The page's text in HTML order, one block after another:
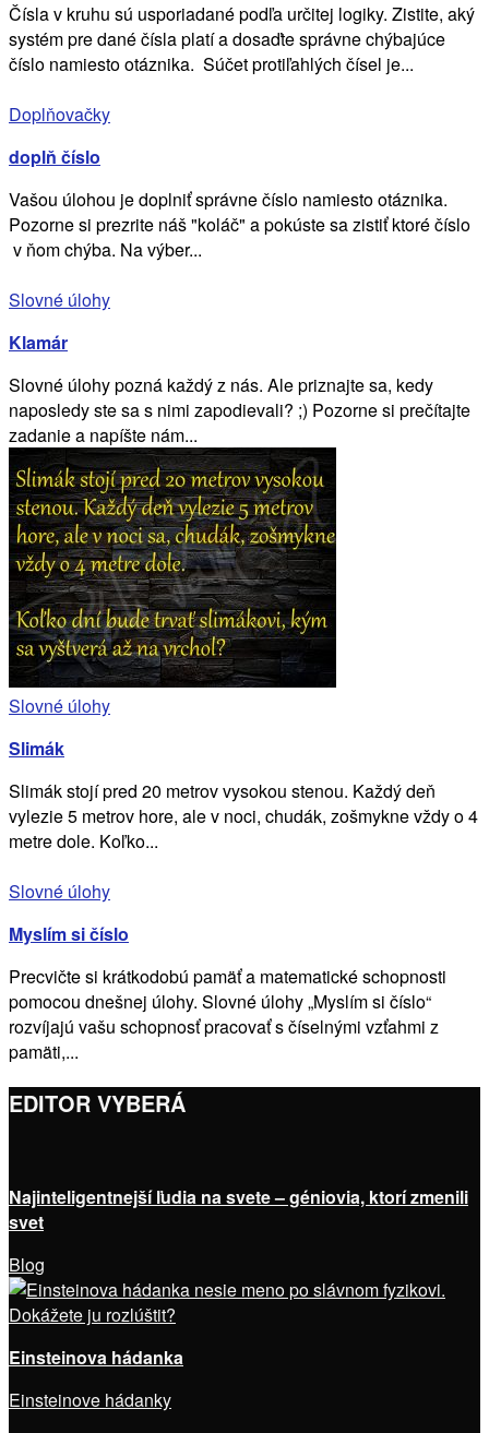
Čísla v kruhu sú usporiadané podľa určitej logiky. Zistite, aký
systém pre dané čísla platí a dosaďte správne chýbajúce
číslo namiesto otáznika. Súčet protiľahlých čísel je...
Doplňovačky
doplň číslo
Vašou úlohou je doplniť správne číslo namiesto otáznika.
Pozorne si prezrite náš "koláč" a pokúste sa zistiť ktoré číslo
v ňom chýba. Na výber...
Slovné úlohy
Klamár
Slovné úlohy pozná každý z nás. Ale priznajte sa, kedy
naposledy ste sa s nimi zapodievali? ;) Pozorne si prečítajte
zadanie a napíšte nám...
Slovné úlohy
Slimák
Slimák stojí pred 20 metrov vysokou stenou. Každý deň
vylezie 5 metrov hore, ale v noci, chudák, zošmykne vždy o 4
metre dole. Koľko...
Slovné úlohy
Myslím si číslo
Precvičte si krátkodobú pamäť a matematické schopnosti
pomocou dnešnej úlohy. Slovné úlohy „Myslím si číslo“
rozvíjajú vašu schopnosť pracovať s číselnými vzťahmi z
pamäti,...
EDITOR VYBERÁ
Najinteligentnejší ľudia na svete – géniovia, ktorí zmenili
svet
Blog
Einsteinova hádanka
Einsteinove hádanky